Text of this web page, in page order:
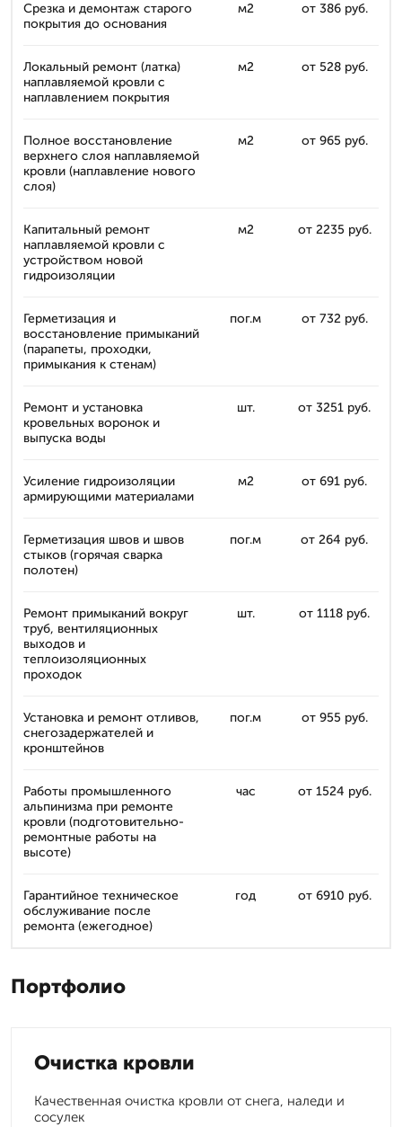
Срезка и демонтаж старого
покрытия до основания
м2 от 386 руб.
Локальный ремонт (латка)
наплавляемой кровли с
наплавлением покрытия
м2 от 528 руб.
Полное восстановление
верхнего слоя наплавляемой
кровли (наплавление нового
слоя)
м2 от 965 руб.
Капитальный ремонт
наплавляемой кровли с
устройством новой
гидроизоляции
м2 от 2235 руб.
Герметизация и
восстановление примыканий
(парапеты, проходки,
примыкания к стенам)
пог.м от 732 руб.
Ремонт и установка
кровельных воронок и
выпуска воды
шт. от 3251 руб.
Усиление гидроизоляции
армирующими материалами
м2 от 691 руб.
Герметизация швов и швов
стыков (горячая сварка
полотен)
пог.м от 264 руб.
Ремонт примыканий вокруг
труб, вентиляционных
выходов и
теплоизоляционных
проходок
шт. от 1118 руб.
Установка и ремонт отливов,
снегозадержателей и
кронштейнов
пог.м от 955 руб.
Работы промышленного
альпинизма при ремонте
кровли (подготовительно-
ремонтные работы на
высоте)
час от 1524 руб.
Гарантийное техническое
обслуживание после
ремонта (ежегодное)
год от 6910 руб.
Портфолио
Очистка кровли
Качественная очистка кровли от снега, наледи и
сосулек